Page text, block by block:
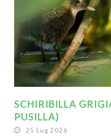
SCHIRIBILLA
PUSILLA)
25 Lug 2026